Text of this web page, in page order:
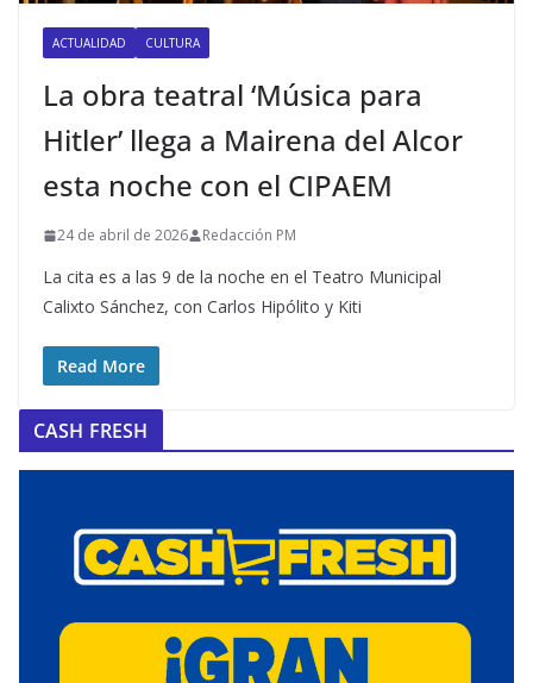
ACTUALIDAD CULTURA
La obra teatral ‘Música para
Hitler’ llega a Mairena del Alcor
esta noche con el CIPAEM
24 de abril de 2026 Redacción PM
La cita es a las 9 de la noche en el Teatro Municipal
Calixto Sánchez, con Carlos Hipólito y Kiti
Read More
CASH FRESH